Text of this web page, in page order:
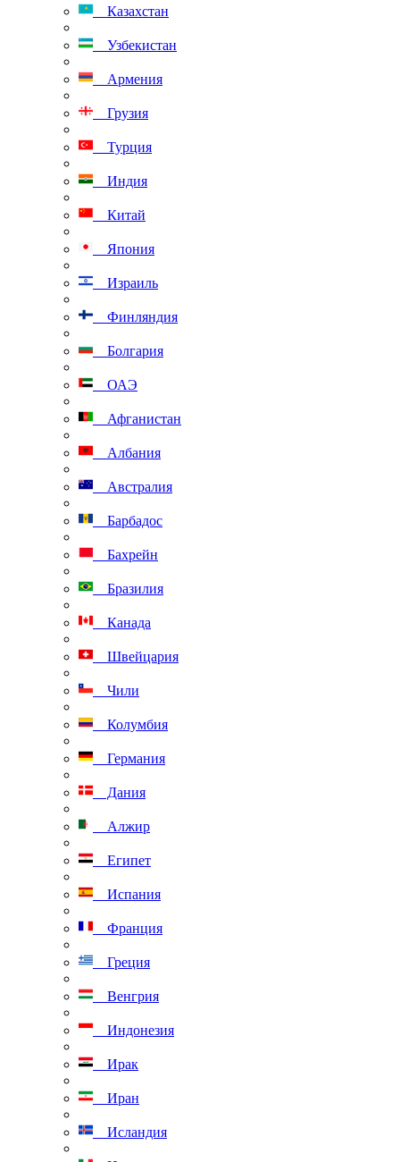
Казахстан
Узбекистан
Армения
Грузия
Турция
Индия
Китай
Япония
Израиль
Финляндия
Болгария
ОАЭ
Афганистан
Албания
Австралия
Барбадос
Бахрейн
Бразилия
Канада
Швейцария
Чили
Колумбия
Германия
Дания
Алжир
Египет
Испания
Франция
Греция
Венгрия
Индонезия
Ирак
Иран
Исландия